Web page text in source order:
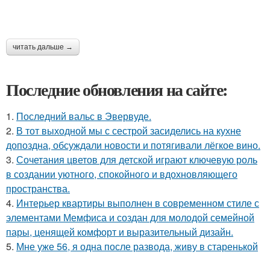
читать дальше →
Последние обновления на сайте:
1. Последний вальс в Эвервуде.
2. В тот выходной мы с сестрой засиделись на кухне
допоздна, обсуждали новости и потягивали лёгкое вино.
3. Сочетания цветов для детской играют ключевую роль
в создании уютного, спокойного и вдохновляющего
пространства.
4. Интерьер квартиры выполнен в современном стиле с
элементами Мемфиса и создан для молодой семейной
пары, ценящей комфорт и выразительный дизайн.
5. Мне уже 56, я одна после развода, живу в старенькой